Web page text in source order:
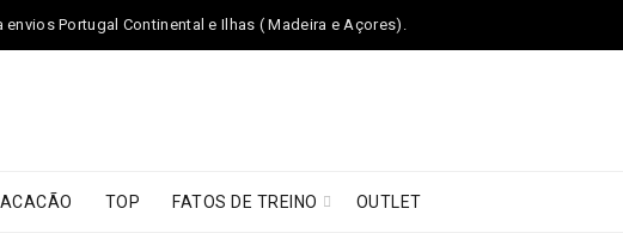
Portugal Continental e Ilhas ( Madeira e Açores).
TOP FATOS DE TREINO OUTLET